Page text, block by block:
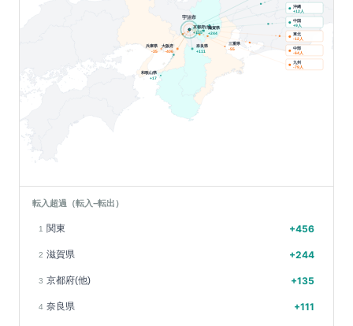
滋賀県
+244
京都府(他)
+135
奈良県
+111
和歌山県
+17
兵庫県
-35
三重県
-55
大阪府
-406
宇治市
沖縄
+12人
中国
+9人
東北
-12人
中部
-64人
九州
-79人
転入超過（転入−転出）
1 関東 +456
2 滋賀県 +244
3 京都府(他) +135
4 奈良県 +111